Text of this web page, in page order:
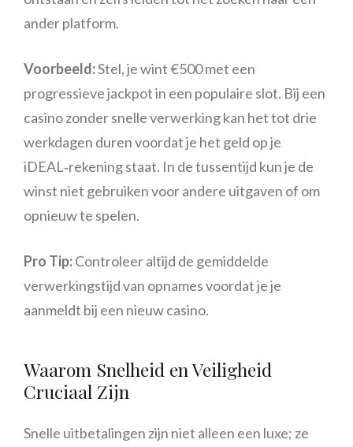
ander platform.
Voorbeeld:Stel, je wint €500 met een
progressieve jackpot in een populaire slot. Bij een
casino zonder snelle verwerking kan het tot drie
werkdagen duren voordat je het geld op je
iDEAL‑rekening staat. In de tussentijd kun je de
winst niet gebruiken voor andere uitgaven of om
opnieuw te spelen.
Pro Tip:Controleer altijd de gemiddelde
verwerkingstijd van opnames voordat je je
aanmeldt bij een nieuw casino.
Waarom Snelheid en Veiligheid
Cruciaal Zijn
Snelle uitbetalingen zijn niet alleen een luxe; ze